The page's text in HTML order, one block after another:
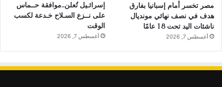
مصر تخسر أمام إسبانيا بفارق
هدف في نصف نهائي مونديال
ناشئات اليد تحت 18 عامًا
أغسطس 7, 2026
إسرائـيل تُعلن..موافقة حــماس
على نــزع السـلاح خـدعة لكسب
الوقت
أغسطس 7, 2026